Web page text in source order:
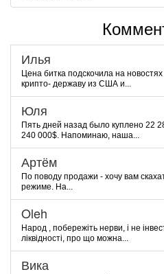
Илья
Цена битка подскочила на
крипто- державу из США и...
Юля
Пять дней назад было куплено 22
240 000$. Напоминаю, наша...
Артём
По поводу продажи - хочу вам
режиме. На...
Oleh
Народ , побережіть нерви, і не
ліквідності, про що можна...
Вика